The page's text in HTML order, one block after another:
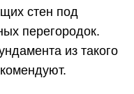
стен под
перегородок.
из такого